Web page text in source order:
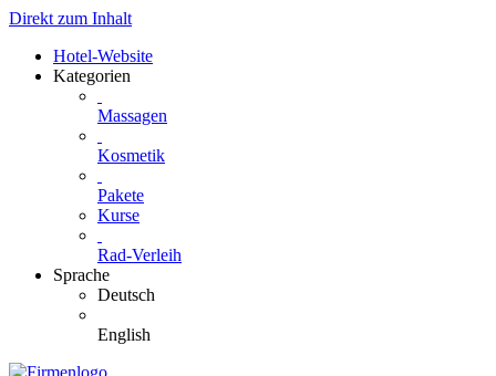
Direkt zum Inhalt
Hotel-Website
Kategorien
Massagen
Kosmetik
Pakete
Kurse
Rad-Verleih
Sprache
Deutsch
English